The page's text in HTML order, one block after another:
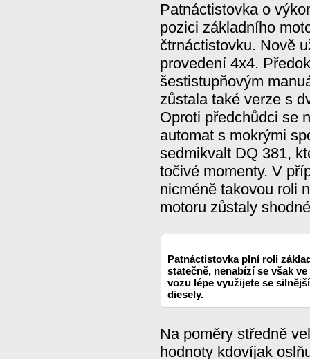
Patnáctistovka o
pozici základního
čtrnáctistovku. Nově
provedení 4x4.
šestistupňovým
zůstala také verze s
Oproti předchůdci se
automat s mokrými
sedmikvalt DQ 381,
točivé momenty. V
nicméně takovou roli
motoru zůstaly
Patnáctistovka plní roli
statečně, nenabízí se však
vozu lépe využijete se
diesely.
Na poměry středně
hodnoty kdovíjak